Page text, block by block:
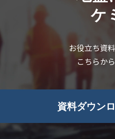
ケ
お役立ち資
こちらから
資料ダウン